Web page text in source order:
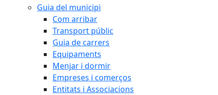
Guia del municipi
Com arribar
Transport públic
Guia de carrers
Equipaments
Menjar i dormir
Empreses i comerços
Entitats i Associacions